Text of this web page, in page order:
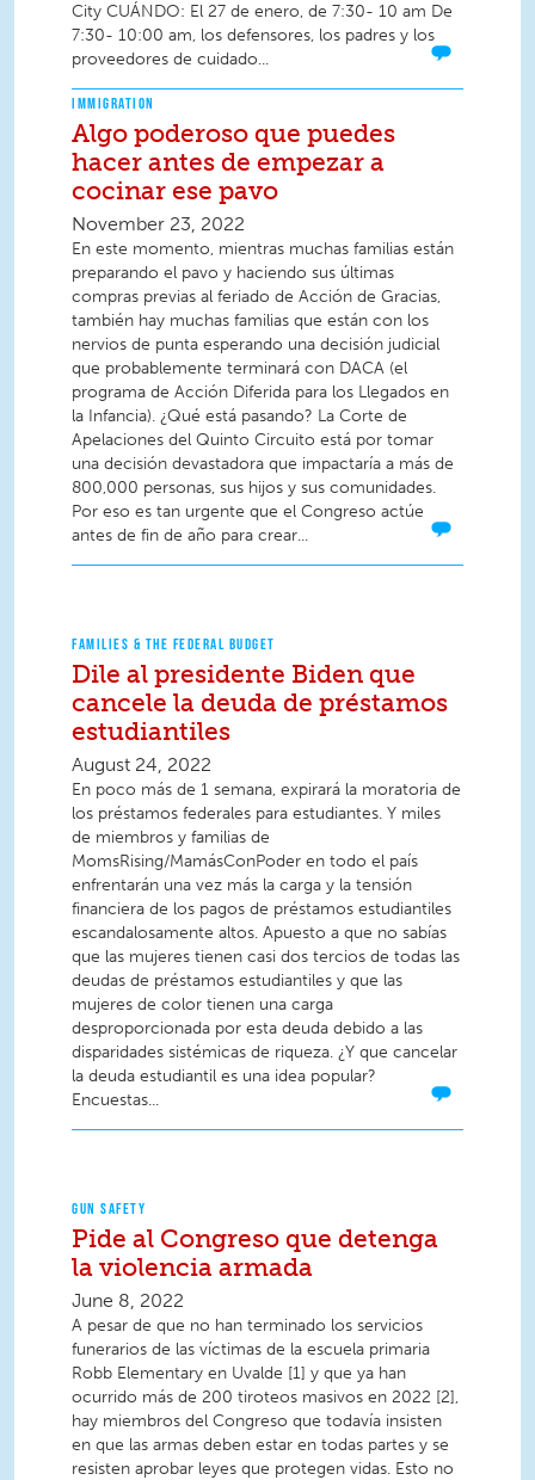
City CUÁNDO: El 27 de enero, de 7:30- 10 am De
7:30- 10:00 am, los defensores, los padres y los
proveedores de cuidado...
IMMIGRATION
Algo poderoso que puedes
hacer antes de empezar a
cocinar ese pavo
November 23, 2022
En este momento, mientras muchas familias están
preparando el pavo y haciendo sus últimas
compras previas al feriado de Acción de Gracias,
también hay muchas familias que están con los
nervios de punta esperando una decisión judicial
que probablemente terminará con DACA (el
programa de Acción Diferida para los Llegados en
la Infancia). ¿Qué está pasando? La Corte de
Apelaciones del Quinto Circuito está por tomar
una decisión devastadora que impactaría a más de
800,000 personas, sus hijos y sus comunidades.
Por eso es tan urgente que el Congreso actúe
antes de fin de año para crear...
FAMILIES & THE FEDERAL BUDGET
Dile al presidente Biden que
cancele la deuda de préstamos
estudiantiles
August 24, 2022
En poco más de 1 semana, expirará la moratoria de
los préstamos federales para estudiantes. Y miles
de miembros y familias de
MomsRising/MamásConPoder en todo el país
enfrentarán una vez más la carga y la tensión
financiera de los pagos de préstamos estudiantiles
escandalosamente altos. Apuesto a que no sabías
que las mujeres tienen casi dos tercios de todas las
deudas de préstamos estudiantiles y que las
mujeres de color tienen una carga
desproporcionada por esta deuda debido a las
disparidades sistémicas de riqueza. ¿Y que cancelar
la deuda estudiantil es una idea popular?
Encuestas...
GUN SAFETY
Pide al Congreso que detenga
la violencia armada
June 8, 2022
A pesar de que no han terminado los servicios
funerarios de las víctimas de la escuela primaria
Robb Elementary en Uvalde [1] y que ya han
ocurrido más de 200 tiroteos masivos en 2022 [2],
hay miembros del Congreso que todavía insisten
en que las armas deben estar en todas partes y se
resisten aprobar leyes que protegen vidas. Esto no